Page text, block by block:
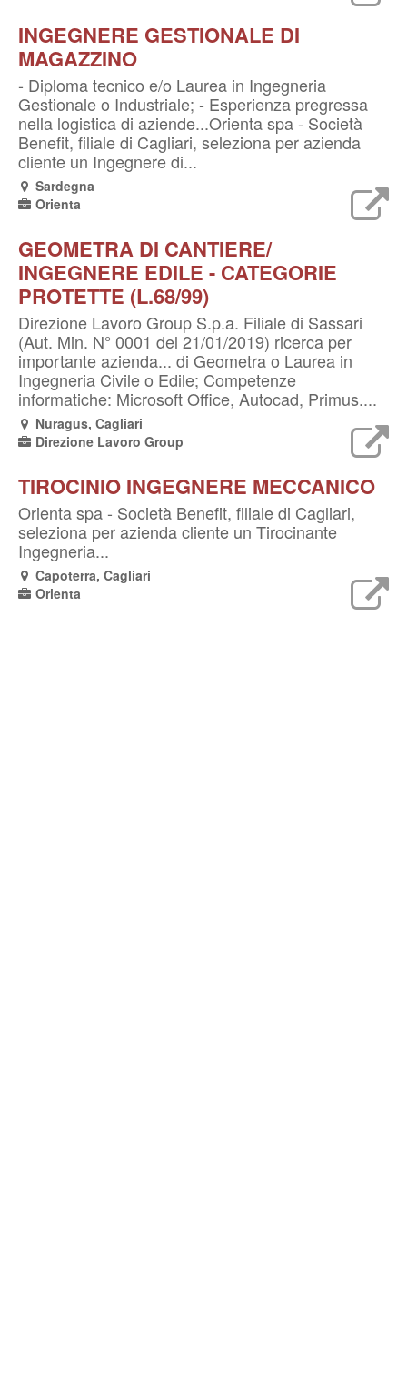
INGEGNERE GESTIONALE DI
MAGAZZINO
- Diploma tecnico e/o Laurea in Ingegneria
Gestionale o Industriale; - Esperienza pregressa
nella logistica di aziende...Orienta spa - Società
Benefit, filiale di Cagliari, seleziona per azienda
cliente un Ingegnere di...
Sardegna
Orienta
GEOMETRA DI CANTIERE/
INGEGNERE EDILE - CATEGORIE
PROTETTE (L.68/99)
Direzione Lavoro Group S.p.a. Filiale di Sassari
(Aut. Min. N° 0001 del 21/01/2019) ricerca per
importante azienda... di Geometra o Laurea in
Ingegneria Civile o Edile; Competenze
informatiche: Microsoft Office, Autocad, Primus....
Nuragus, Cagliari
Direzione Lavoro Group
TIROCINIO INGEGNERE MECCANICO
Orienta spa - Società Benefit, filiale di Cagliari,
seleziona per azienda cliente un Tirocinante
Ingegneria...
Capoterra, Cagliari
Orienta